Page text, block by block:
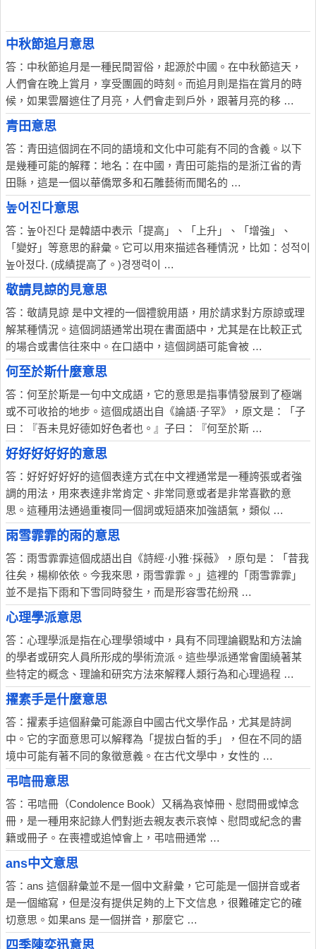
中秋節追月意思
答：中秋節追月是一種民間習俗，起源於中國。在中秋節這天，
人們會在晚上賞月，享受團圓的時刻。而追月則是指在賞月的時
候，如果雲層遮住了月亮，人們會走到戶外，跟著月亮的移 …
青田意思
答：青田這個詞在不同的語境和文化中可能有不同的含義。以下
是幾種可能的解釋：地名：在中國，青田可能指的是浙江省的青
田縣，這是一個以華僑眾多和石雕藝術而聞名的 …
높어진다意思
答：높아진다 是韓語中表示「提高」、「上升」、「增強」、
「變好」等意思的辭彙。它可以用來描述各種情況，比如：성적이
높아졌다. (成績提高了。)경쟁력이 …
敬請見諒的見意思
答：敬請見諒 是中文裡的一個禮貌用語，用於請求對方原諒或理
解某種情況。這個詞語通常出現在書面語中，尤其是在比較正式
的場合或書信往來中。在口語中，這個詞語可能會被 …
何至於斯什麼意思
答：何至於斯是一句中文成語，它的意思是指事情發展到了極端
或不可收拾的地步。這個成語出自《論語·子罕》，原文是：「子
曰：『吾未見好德如好色者也。』子曰：『何至於斯 …
好好好好好的意思
答：好好好好好的這個表達方式在中文裡通常是一種誇張或者強
調的用法，用來表達非常肯定、非常同意或者是非常喜歡的意
思。這種用法通過重複同一個詞或短語來加強語氣，類似 …
雨雪霏霏的雨的意思
答：雨雪霏霏這個成語出自《詩經·小雅·採薇》，原句是：「昔我
往矣，楊柳依依。今我來思，雨雪霏霏。」這裡的「雨雪霏霏」
並不是指下雨和下雪同時發生，而是形容雪花紛飛 …
心理學派意思
答：心理學派是指在心理學領域中，具有不同理論觀點和方法論
的學者或研究人員所形成的學術流派。這些學派通常會圍繞著某
些特定的概念、理論和研究方法來解釋人類行為和心理過程 …
擢素手是什麼意思
答：擢素手這個辭彙可能源自中國古代文學作品，尤其是詩詞
中。它的字面意思可以解釋為「提拔白皙的手」，但在不同的語
境中可能有著不同的象徵意義。在古代文學中，女性的 …
弔唁冊意思
答：弔唁冊（Condolence Book）又稱為哀悼冊、慰問冊或悼念
冊，是一種用來記錄人們對逝去親友表示哀悼、慰問或紀念的書
籍或冊子。在喪禮或追悼會上，弔唁冊通常 …
ans中文意思
答：ans 這個辭彙並不是一個中文辭彙，它可能是一個拼音或者
是一個縮寫，但是沒有提供足夠的上下文信息，很難確定它的確
切意思。如果ans 是一個拼音，那麼它 …
四季陳奕迅意思